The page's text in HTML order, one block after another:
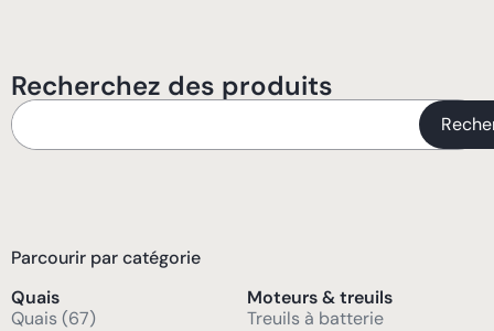
Recherchez des produits
Parcourir par catégorie
Quais
Quais (67)
Moteurs & treuils
Treuils à batterie